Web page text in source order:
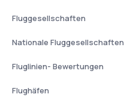
Fluggesellschaften
Nationale Fluggesellschaften
Fluglinien- Bewertungen
Flughäfen